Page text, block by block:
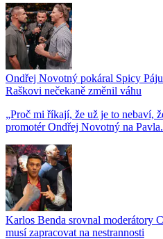
Ondřej Novotný pokáral Spicy
Raškovi nečekaně změnil váhu
„Proč mi říkají, že už je to nebaví,
promotér Ondřej Novotný na
Karlos Benda srovnal moderátory
musí zapracovat na nestrannosti